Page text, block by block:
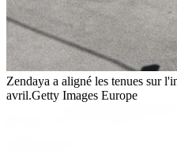
Zendaya a aligné les tenues sur
avril.Getty Images Europe